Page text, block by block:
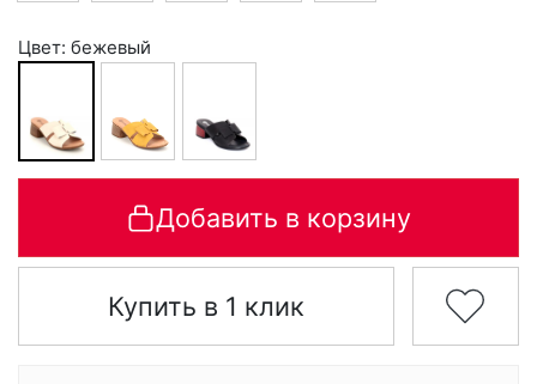
Цвет: бежевый
Добавить в корзину
Купить в 1 клик